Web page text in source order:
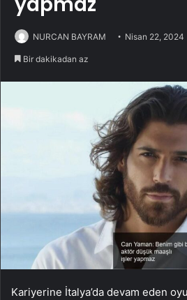
NURCAN BAYRAM Nisan 22, 2024
Bir dakikadan az
Kariyerine İtalya’da devam eden